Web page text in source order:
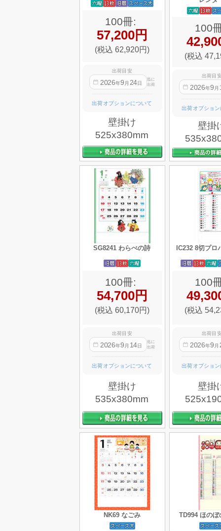
100冊:
57,200円
(税込 62,920円)
出荷目安
2026年9 月 24日
迄に
出荷
出荷オプションについて
壁掛け
525x380mm
100
(税込
出荷目
2026年9 月
出荷オプショ
壁掛
SG8241 わらべの詩
100冊:
54,700円
(税込 60,170円)
出荷目安
2026年9 月 14日
迄に
出荷
出荷オプションについて
壁掛け
535x380mm
IC232 8切プロ
100
(税込
出荷目
2026年9 月
出荷オプショ
壁掛
NK69 なごみ TD994 ほのぼ